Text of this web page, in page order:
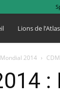
Lions de l’Atlas
Mondial 2014
: